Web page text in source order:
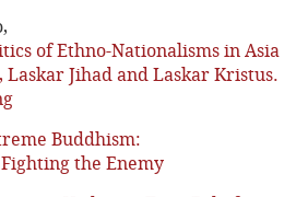
of Ethno-Nationalisms in Asia
Jihad and Laskar Kristus.
Buddhism:
the Enemy